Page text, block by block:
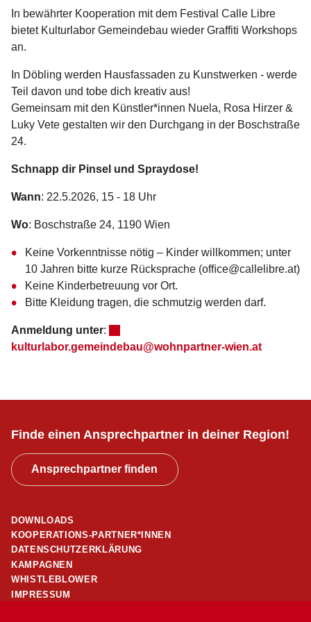
In bewährter Kooperation mit dem Festival Calle Libre
bietet Kulturlabor Gemeindebau wieder Graffiti Workshops
an.
In Döbling werden Hausfassaden zu Kunstwerken - werde
Teil davon und tobe dich kreativ aus!
Gemeinsam mit den Künstler*innen Nuela, Rosa Hirzer &
Luky Vete gestalten wir den Durchgang in der Boschstraße
24.
Schnapp dir Pinsel und Spraydose!
Wann: 22.5.2026, 15 - 18 Uhr
Wo: Boschstraße 24, 1190 Wien
Keine Vorkenntnisse nötig – Kinder willkommen; unter
10 Jahren bitte kurze Rücksprache (ofﬁce@callelibre.at)
Keine Kinderbetreuung vor Ort.
Bitte Kleidung tragen, die schmutzig werden darf.
Anmeldung unter:
kulturlabor.gemeindebau@wohnpartner-wien.at
Finde einen Ansprechpartner in deiner Region!
Ansprechpartner finden
DOWNLOADS
KOOPERATIONS-PARTNER*INNEN
DATENSCHUTZERKLÄRUNG
KAMPAGNEN
WHISTLEBLOWER
IMPRESSUM